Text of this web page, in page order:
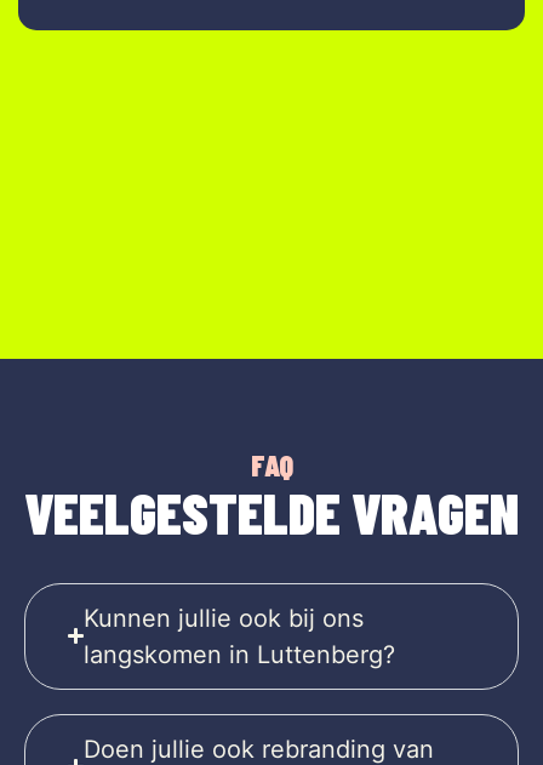
FAQ
VEELGESTELDE VRAGEN
Kunnen jullie ook bij ons
langskomen in Luttenberg?
Doen jullie ook rebranding van